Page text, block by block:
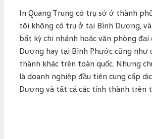
In Quang Trung có trụ sở ở thành
tôi không có trụ ở tại Bình Dương,
bất kỳ chi nhánh hoặc văn phòng
Dương hay tại Bình Phước cũng như
thành khác trên toàn quốc. Nhưng
là doanh nghiệp đầu tiên cung cấp
Dương và tất cả các tỉnh thành trên